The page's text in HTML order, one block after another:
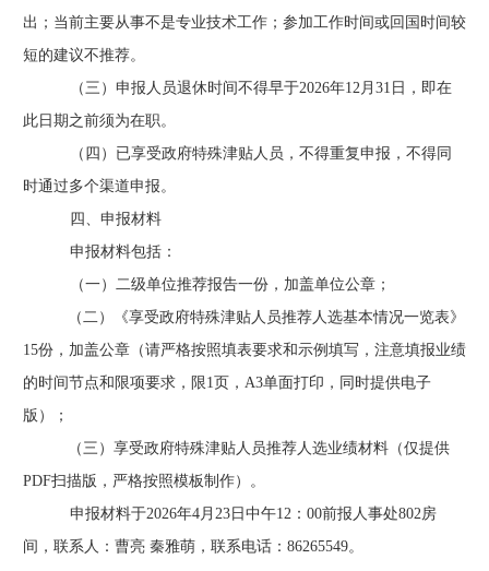
出 ； 当前主要从事不是专业技术工作； 参加工作时间或回国时间较
短的建议不推荐。
（三） 申报人员退休时间不得早于2026年12月31日，即在
此日期之前须为在职。
（四） 已享受政府特殊津贴人员，不得重复申报，不得同
时通过多个渠道申报。
四 、 申报材料
申报材料包括：
（一） 二级单位推荐报告一份，加盖单位公章；
（二）
《享受政府特殊津贴人员推荐人选基本情况一览表》
15份， 加盖公章（请严格按照填表要求和示例填写，注意填报业绩
的时间节点和限项要求， 限1页，A3单面打印，同时提供电子
版）
；
（三）享受政府特殊津贴人员推荐人选业绩材料（仅提供
PDF扫描版， 严格按照模板制作）。
申报材料于2026年4月23日中午12：00前报人事处802房
间，联系人：曹亮 秦雅萌，联系电话：86265549。